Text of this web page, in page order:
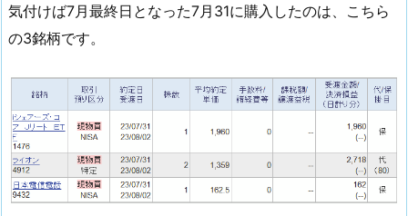
年
7
1
日
の
S
株
気付けば7月最終日となった7月31に購入したのは、こちら
の3銘柄です。